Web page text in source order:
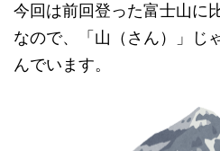
今回は前回登った富士山に
なので、「山（さん）」じ
んでいます。